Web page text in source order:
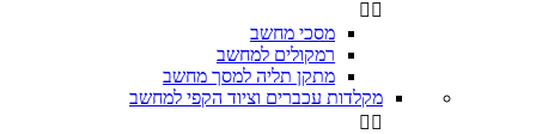
 
מסכי מחשב
רמקולים למחשב
מתקן תליה למסך מחשב
מקלדות עכברים וציוד הקפי למחשב
 